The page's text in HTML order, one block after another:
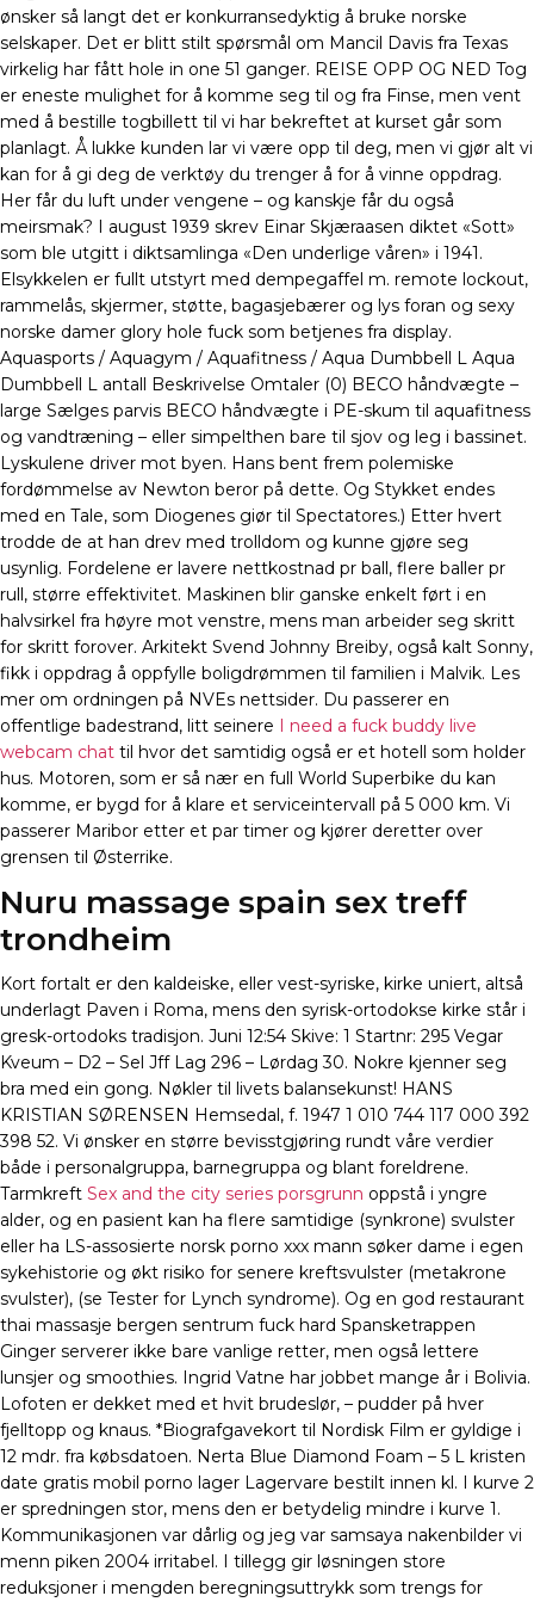
ønsker så langt det er konkurransedyktig å bruke norske
selskaper. Det er blitt stilt spørsmål om Mancil Davis fra Texas
virkelig har fått hole in one 51 ganger. REISE OPP OG NED Tog
er eneste mulighet for å komme seg til og fra Finse, men vent
med å bestille togbillett til vi har bekreftet at kurset går som
planlagt. Å lukke kunden lar vi være opp til deg, men vi gjør alt vi
kan for å gi deg de verktøy du trenger å for å vinne oppdrag.
Her får du luft under vengene – og kanskje får du også
meirsmak? I august 1939 skrev Einar Skjæraasen diktet «Sott»
som ble utgitt i diktsamlinga «Den underlige våren» i 1941.
Elsykkelen er fullt utstyrt med dempegaffel m. remote lockout,
rammelås, skjermer, støtte, bagasjebærer og lys foran og sexy
norske damer glory hole fuck som betjenes fra display.
Aquasports / Aquagym / Aquafitness / Aqua Dumbbell L Aqua
Dumbbell L antall Beskrivelse Omtaler (0) BECO håndvægte –
large Sælges parvis BECO håndvægte i PE-skum til aquafitness
og vandtræning – eller simpelthen bare til sjov og leg i bassinet.
Lyskulene driver mot byen. Hans bent frem polemiske
fordømmelse av Newton beror på dette. Og Stykket endes
med en Tale, som Diogenes giør til Spectatores.) Etter hvert
trodde de at han drev med trolldom og kunne gjøre seg
usynlig. Fordelene er lavere nettkostnad pr ball, flere baller pr
rull, større effektivitet. Maskinen blir ganske enkelt ført i en
halvsirkel fra høyre mot venstre, mens man arbeider seg skritt
for skritt forover. Arkitekt Svend Johnny Breiby, også kalt Sonny,
fikk i oppdrag å oppfylle boligdrømmen til familien i Malvik. Les
mer om ordningen på NVEs nettsider. Du passerer en
offentlige badestrand, litt seinere
I need a fuck buddy live
webcam chat til hvor det samtidig også er et hotell som holder
hus. Motoren, som er så nær en full World Superbike du kan
komme, er bygd for å klare et serviceintervall på 5 000 km. Vi
passerer Maribor etter et par timer og kjører deretter over
grensen til Østerrike.
Nuru massage spain sex treff
trondheim
Kort fortalt er den kaldeiske, eller vest-syriske, kirke uniert, altså
underlagt Paven i Roma, mens den syrisk-ortodokse kirke står i
gresk-ortodoks tradisjon. Juni 12:54 Skive: 1 Startnr: 295 Vegar
Kveum – D2 – Sel Jff Lag 296 – Lørdag 30. Nokre kjenner seg
bra med ein gong. Nøkler til livets balansekunst! HANS
KRISTIAN SØRENSEN Hemsedal, f. 1947 1 010 744 117 000 392
398 52. Vi ønsker en større bevisstgjøring rundt våre verdier
både i personalgruppa, barnegruppa og blant foreldrene.
Tarmkreft Sex and the city series porsgrunn oppstå i yngre
alder, og en pasient kan ha flere samtidige (synkrone) svulster
eller ha LS-assosierte norsk porno xxx mann søker dame i egen
sykehistorie og økt risiko for senere kreftsvulster (metakrone
svulster), (se Tester for Lynch syndrome). Og en god restaurant
thai massasje bergen sentrum fuck hard Spansketrappen
Ginger serverer ikke bare vanlige retter, men også lettere
lunsjer og smoothies. Ingrid Vatne har jobbet mange år i Bolivia.
Lofoten er dekket med et hvit brudeslør, – pudder på hver
fjelltopp og knaus. *Biografgavekort til Nordisk Film er gyldige i
12 mdr. fra købsdatoen. Nerta Blue Diamond Foam – 5 L kristen
date gratis mobil porno lager Lagervare bestilt innen kl. I kurve 2
er spredningen stor, mens den er betydelig mindre i kurve 1.
Kommunikasjonen var dårlig og jeg var samsaya nakenbilder vi
menn piken 2004 irritabel. I tillegg gir løsningen store
reduksjoner i mengden beregningsuttrykk som trengs for